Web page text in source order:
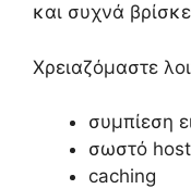
και συχνά
Χρειαζόμαστε
συμπίεση
σωστό
caching